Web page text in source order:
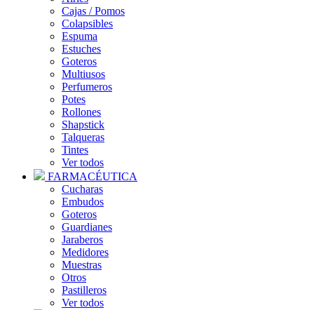
Cajas / Pomos
Colapsibles
Espuma
Estuches
Goteros
Multiusos
Perfumeros
Potes
Rollones
Shapstick
Talqueras
Tintes
Ver todos
FARMACÉUTICA
Cucharas
Embudos
Goteros
Guardianes
Jaraberos
Medidores
Muestras
Otros
Pastilleros
Ver todos